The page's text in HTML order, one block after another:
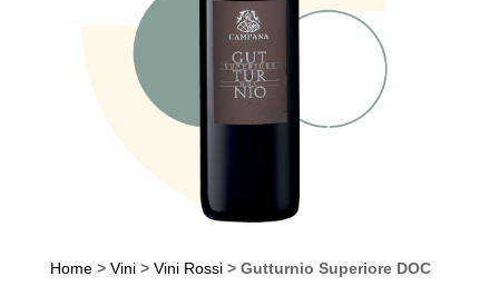
Home> Vini> Vini Rossi> Gutturnio Superiore DOC